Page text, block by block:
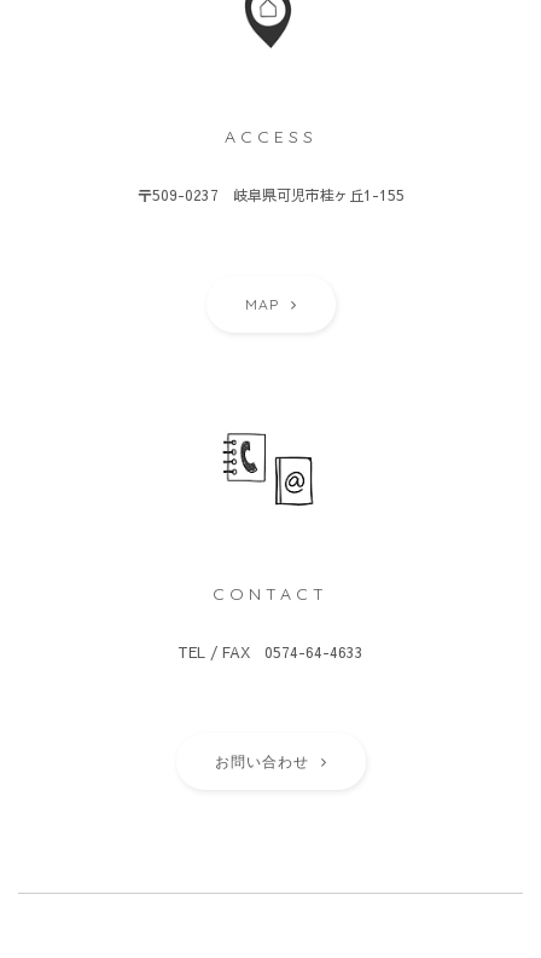
ACCESS
〒509-0237 岐阜県可児市桂ヶ丘1-155
MAP
CONTACT
TEL / FAX 0574-64-4633
お問い合わせ